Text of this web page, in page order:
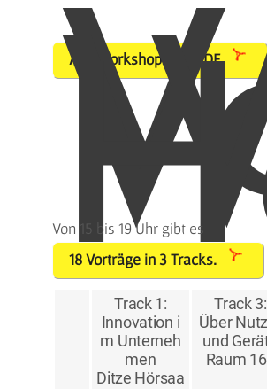
Alle Workshops als PDF
Von 15 bis 19 Uhr gibt es
18 Vorträge in 3 Tracks.
Track 1:
Innovation i
m Unterneh
men
Ditze Hörsaa
Track 3:
Über
und
Raum